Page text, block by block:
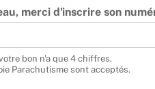
merci d'inscrire son
bon n'a que 4 chiffres.
Parachutisme sont acceptés.